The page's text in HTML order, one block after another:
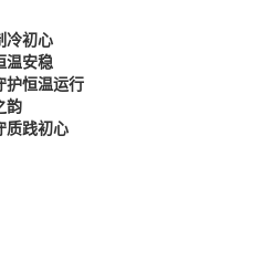
冷初心
温安稳
护恒温运行
韵
质践初心